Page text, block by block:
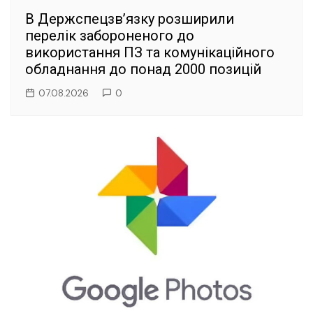
В Держспецзв’язку розширили
перелік забороненого до
використання ПЗ та комунікаційного
обладнання до понад 2000 позицій
07.08.2026 0